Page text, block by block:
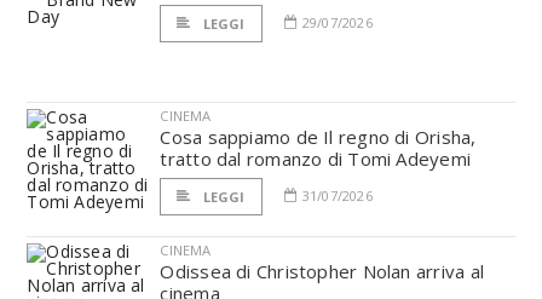
LEGGI 29/07/2026
CINEMA
Cosa sappiamo de Il regno di Orisha,
tratto dal romanzo di Tomi Adeyemi
LEGGI 31/07/2026
CINEMA
Odissea di Christopher Nolan arriva al
cinema